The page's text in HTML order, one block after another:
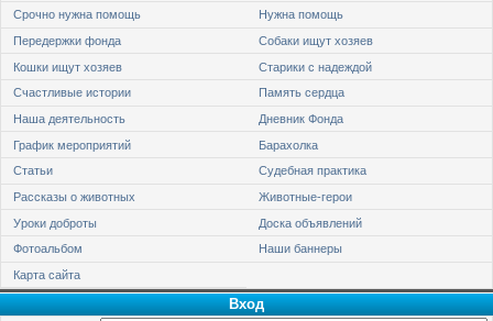
Срочно нужна помощь
Нужна помощь
Передержки фонда
Собаки ищут хозяев
Кошки ищут хозяев
Старики с надеждой
Счастливые истории
Память сердца
Наша деятельность
Дневник Фонда
График мероприятий
Барахолка
Статьи
Судебная практика
Рассказы о животных
Животные-герои
Уроки доброты
Доска объявлений
Фотоальбом
Наши баннеры
Карта сайта
Вход